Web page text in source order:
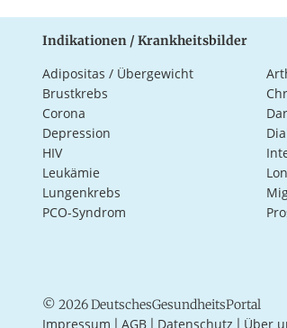
Indikationen / Krankheitsbilder
Adipositas / Übergewicht
Brustkrebs
Corona
Depression
HIV
Leukämie
Lungenkrebs
PCO-Syndrom
© 2026 DeutschesGesundheitsPortal
Impressum AGB Datenschutz Über